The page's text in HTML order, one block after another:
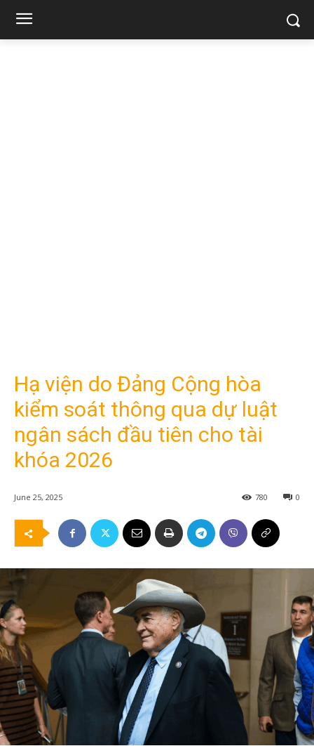
Hạ viện do Đảng Cộng hòa
kiểm soát thông qua dự luật
ngân sách đầu tiên cho tài
khóa 2026
June 25, 2025 0
780